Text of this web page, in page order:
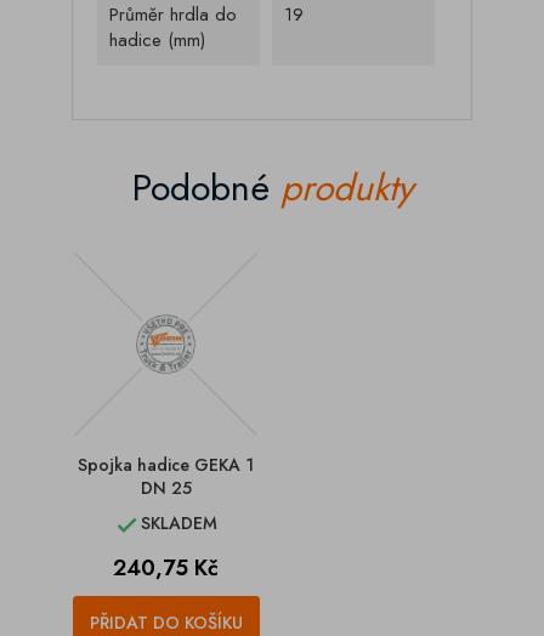
Průměr hrdla do
hadice (mm)
19
Podobné produkty
Spojka hadice GEKA 1
DN 25
SKLADEM
Cena
240,75 Kč
PŘIDAT DO KOŠÍKU